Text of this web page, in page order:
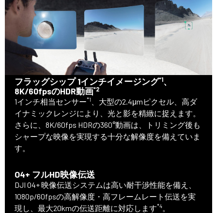
フラッグシップ 1インチイメージング*1、
8K/60fpsのHDR動画*2
1インチ相当センサー*1
、大型の2.4μmピクセル、高ダ
イナミックレンジにより、光と影を精緻に捉えます。
さらに、8K/60fps HDRの360°動画は、トリミング後も
シャープな映像を実現する十分な解像度を備えていま
す。
O4+ フルHD映像伝送
DJI O4+ 映像伝送システムは高い耐干渉性能を備え、
1080p/60fpsの高解像度・高フレームレート伝送を実
現し、最大20kmの伝送距離に対応します*4。